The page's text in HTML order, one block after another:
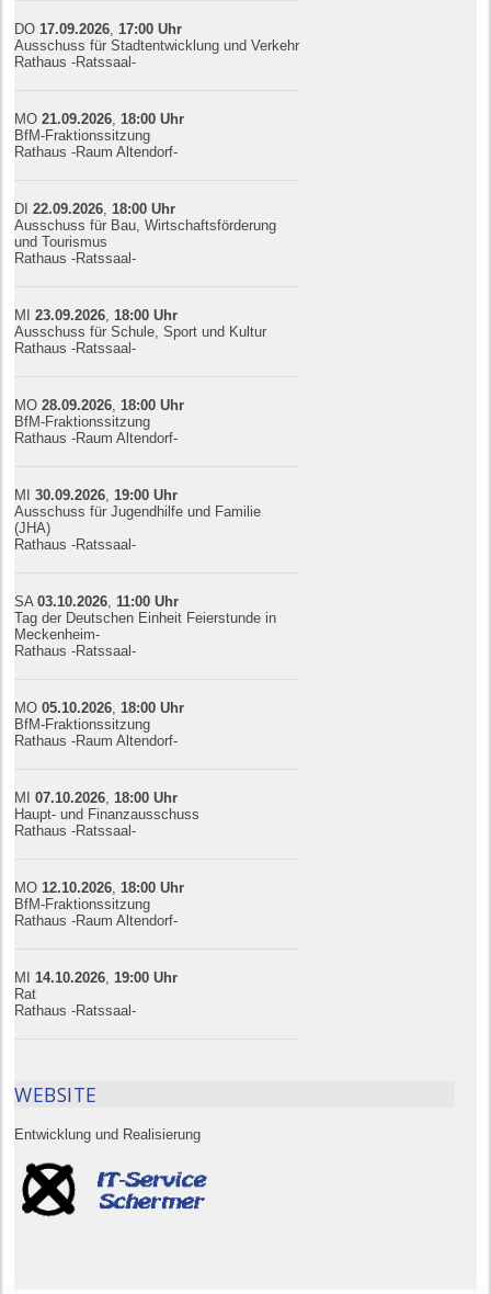
DO 17.09.2026 17:00 Uhr
Ausschuss für Stadtentwicklung und Verkehr
Rathaus -Ratssaal-
MO21.09.2026 18:00 Uhr
BfM-Fraktionssitzung
Rathaus -Raum Altendorf-
DI22.09.2026 18:00 Uhr
Ausschuss für Bau, Wirtschaftsförderung
und Tourismus
Rathaus -Ratssaal-
MI23.09.2026 18:00 Uhr
Ausschuss für Schule, Sport und Kultur
Rathaus -Ratssaal-
MO28.09.2026 18:00 Uhr
BfM-Fraktionssitzung
Rathaus -Raum Altendorf-
MI30.09.2026 19:00 Uhr
Ausschuss für Jugendhilfe und Familie
(JHA)
Rathaus -Ratssaal-
SA03.10.2026 11:00 Uhr
Tag der Deutschen Einheit Feierstunde in
Meckenheim-
Rathaus -Ratssaal-
MO05.10.2026 18:00 Uhr
BfM-Fraktionssitzung
Rathaus -Raum Altendorf-
MI07.10.2026 18:00 Uhr
Haupt- und Finanzausschuss
Rathaus -Ratssaal-
MO 12.10.2026 18:00 Uhr
BfM-Fraktionssitzung
Rathaus -Raum Altendorf-
MI 14.10.2026 19:00 Uhr
Rat
Rathaus -Ratssaal-
WEBSITE
Entwicklung und Realisierung